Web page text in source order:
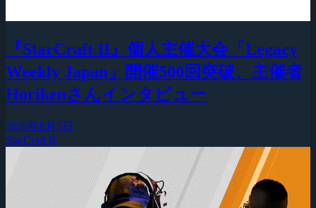
『StarCraft II』個人主催大会「Legacy
Weekly Japan」開催500回突破、主催者
Horikenさんインタビュー
2026年8月5日
StarCraft II